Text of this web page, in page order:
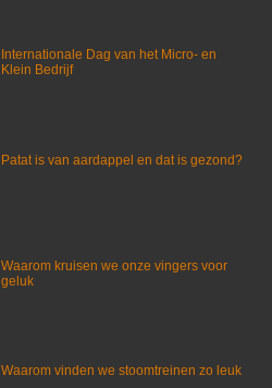
Internationale Dag van het Micro- en
Klein Bedrijf
Patat is van aardappel en dat is gezond?
Waarom kruisen we onze vingers voor
geluk
Waarom vinden we stoomtreinen zo leuk